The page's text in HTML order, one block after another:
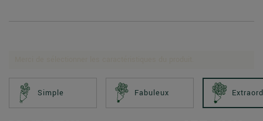
Simple Fabuleux